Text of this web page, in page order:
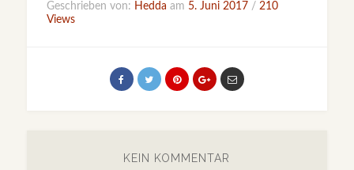
Geschrieben von: Hedda am 5. Juni 2017 / 210
Views
KEIN KOMMENTAR